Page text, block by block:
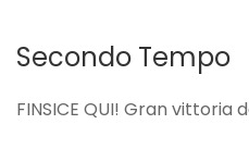
Secondo Tempo
FINSICE QUI! Gran vittoria